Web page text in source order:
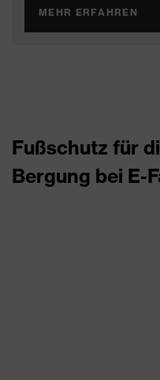
MEHR ERFAHREN
Fußschutz für
Bergung bei E-